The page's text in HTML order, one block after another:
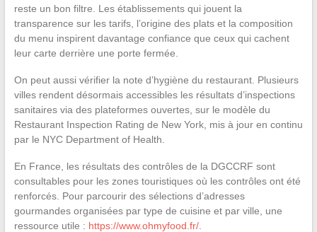
reste un bon filtre. Les établissements qui jouent la
transparence sur les tarifs, l’origine des plats et la composition
du menu inspirent davantage confiance que ceux qui cachent
leur carte derrière une porte fermée.
On peut aussi vérifier la note d’hygiène du restaurant. Plusieurs
villes rendent désormais accessibles les résultats d’inspections
sanitaires via des plateformes ouvertes, sur le modèle du
Restaurant Inspection Rating de New York, mis à jour en continu
par le NYC Department of Health.
En France, les résultats des contrôles de la DGCCRF sont
consultables pour les zones touristiques où les contrôles ont été
renforcés. Pour parcourir des sélections d’adresses
gourmandes organisées par type de cuisine et par ville, une
ressource utile : https://www.ohmyfood.fr/.